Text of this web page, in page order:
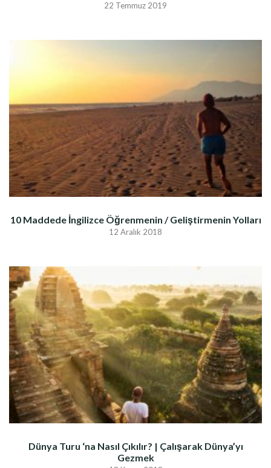
22 Temmuz 2019
10 Maddede İngilizce Öğrenmenin / Geliştirmenin Yolları
12 Aralık 2018
Dünya Turu ‘na Nasıl Çıkılır? | Çalışarak Dünya’yı
Gezmek